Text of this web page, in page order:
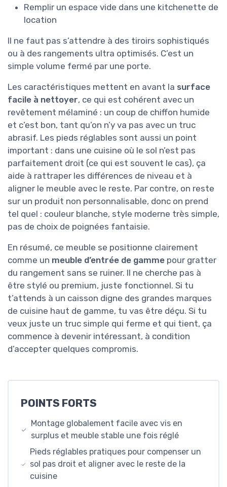
Remplir un espace vide dans une kitchenette de
location
Il ne faut pas s’attendre à des tiroirs sophistiqués
ou à des rangements ultra optimisés. C’est un
simple volume fermé par une porte.
Les caractéristiques mettent en avant la surface
facile à nettoyer, ce qui est cohérent avec un
revêtement mélaminé : un coup de chiffon humide
et c’est bon, tant qu’on n’y va pas avec un truc
abrasif. Les pieds réglables sont aussi un point
important : dans une cuisine où le sol n’est pas
parfaitement droit (ce qui est souvent le cas), ça
aide à rattraper les différences de niveau et à
aligner le meuble avec le reste. Par contre, on reste
sur un produit non personnalisable, donc on prend
tel quel : couleur blanche, style moderne très simple,
pas de choix de poignées fantaisie.
En résumé, ce meuble se positionne clairement
comme un meuble d’entrée de gamme pour gratter
du rangement sans se ruiner. Il ne cherche pas à
être stylé ou premium, juste fonctionnel. Si tu
t’attends à un caisson digne des grandes marques
de cuisine haut de gamme, tu vas être déçu. Si tu
veux juste un truc simple qui ferme et qui tient, ça
commence à devenir intéressant, à condition
d’accepter quelques compromis.
POINTS FORTS
Montage globalement facile avec vis en
surplus et meuble stable une fois réglé
Pieds réglables pratiques pour compenser un
sol pas droit et aligner avec le reste de la
cuisine